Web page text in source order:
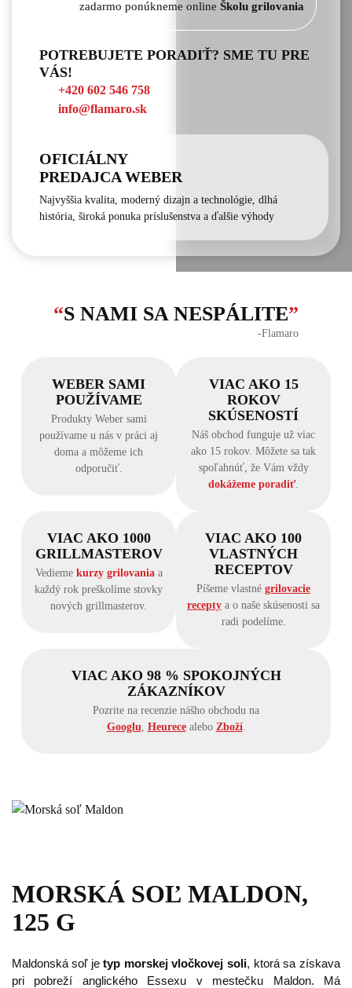
zadarmo ponúkneme online Školu grilovania
POTREBUJETE PORADIŤ? SME TU PRE
VÁS!
+420 602 546 758
info@flamaro.sk
OFICIÁLNY
PREDAJCA WEBER
Najvyššia kvalita, moderný dizajn a technológie, dlhá
história, široká ponuka príslušenstva a ďalšie výhody
“S NAMI SA NESPÁLITE”
‐Flamaro
WEBER SAMI
POUŽÍVAME
Produkty Weber sami
používame u nás v práci aj
doma a môžeme ich
odporučiť.
VIAC AKO 15
ROKOV
SKÚSENOSTÍ
Náš obchod funguje už viac
ako 15 rokov. Môžete sa tak
spoľahnúť, že Vám vždy
dokážeme poradiť.
VIAC AKO 1000
GRILLMASTEROV
Vedieme kurzy grilovaniaa
každý rok preškolíme stovky
nových grillmasterov.
VIAC AKO 100
VLASTNÝCH
RECEPTOV
Píšeme vlastné grilovacie
recepty a o naše skúsenosti sa
radi podelíme.
VIAC AKO 98 % SPOKOJNÝCH
ZÁKAZNÍKOV
Pozrite na recenzie nášho obchodu na
Googlu, Heurecealebo Zboží.
MORSKÁ SOĽ MALDON,
125 G
Maldonská soľ je typ morskej vločkovej soli, ktorá sa získava
pri pobreží anglického Essexu v mestečku Maldon. Má